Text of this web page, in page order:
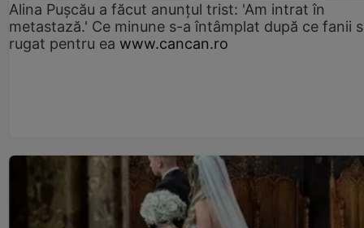
Alina Pușcău a făcut anunțul trist: 'Am intrat în
metastază.' Ce minune s-a întâmplat după ce fanii
rugat pentru ea www.cancan.ro